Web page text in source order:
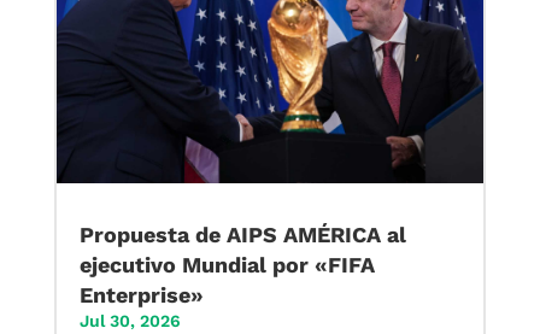
Propuesta de AIPS AMÉRICA al
ejecutivo Mundial por «FIFA
Enterprise»
Jul 30, 2026